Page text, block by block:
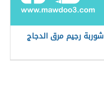
شوربة رجيم مرق الدجاج